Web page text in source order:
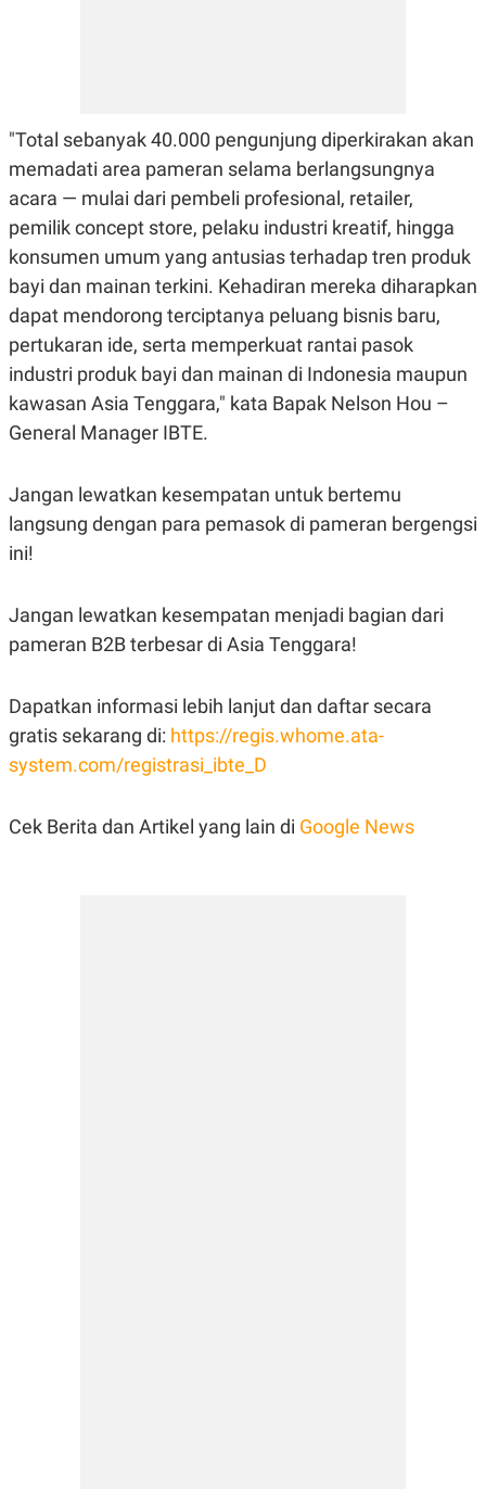
"Total sebanyak 40.000 pengunjung diperkirakan akan
memadati area pameran selama berlangsungnya
acara — mulai dari pembeli profesional, retailer,
pemilik concept store, pelaku industri kreatif, hingga
konsumen umum yang antusias terhadap tren produk
bayi dan mainan terkini. Kehadiran mereka diharapkan
dapat mendorong terciptanya peluang bisnis baru,
pertukaran ide, serta memperkuat rantai pasok
industri produk bayi dan mainan di Indonesia maupun
kawasan Asia Tenggara," kata Bapak Nelson Hou –
General Manager IBTE.
Jangan lewatkan kesempatan untuk bertemu
langsung dengan para pemasok di pameran bergengsi
ini!
Jangan lewatkan kesempatan menjadi bagian dari
pameran B2B terbesar di Asia Tenggara!
Dapatkan informasi lebih lanjut dan daftar secara
gratis sekarang di: https://regis.whome.ata-
system.com/registrasi_ibte_D
Cek Berita dan Artikel yang lain di Google News